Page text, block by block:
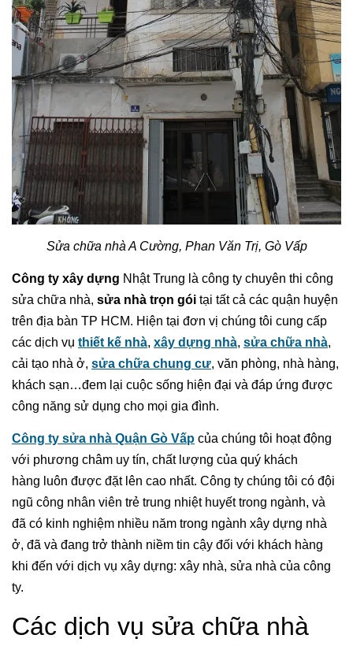
Sửa chữa nhà A Cường, Phan Văn Trị, Gò Vấp
Công ty xây dựng Nhật Trung là công ty chuyên thi công
sửa chữa nhà, sửa nhà trọn gói tại tất cả các quận huyện
trên địa bàn TP HCM. Hiện tại đơn vị chúng tôi cung cấp
các dịch vụ thiết kế nhà, xây dựng nhà, sửa chữa nhà,
cải tạo nhà ở, sửa chữa chung cư, văn phòng, nhà hàng,
khách sạn…đem lại cuộc sống hiện đại và đáp ứng được
công năng sử dụng cho mọi gia đình.
Công ty sửa nhà Quận Gò Vấp của chúng tôi hoạt động
với phương châm uy tín, chất lượng của quý khách
hàng luôn được đặt lên cao nhất. Công ty chúng tôi có đội
ngũ công nhân viên trẻ trung nhiệt huyết trong ngành, và
đã có kinh nghiệm nhiều năm trong ngành xây dựng nhà
ở, đã và đang trở thành niềm tin cậy đối với khách hàng
khi đến với dịch vụ xây dựng: xây nhà, sửa nhà của công
ty.
Các dịch vụ sửa chữa nhà